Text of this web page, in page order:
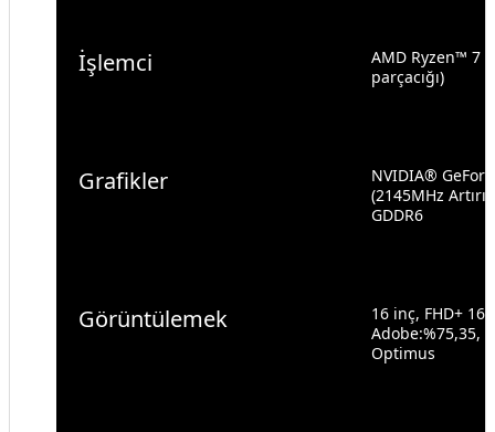
İşlemci
AMD Ryzen™ 7
parçacığı)
Grafikler
NVIDIA®
(2145MHz
GDDR6
Görüntülemek
16 inç, FHD+
Adobe:%75,35,
Optimus